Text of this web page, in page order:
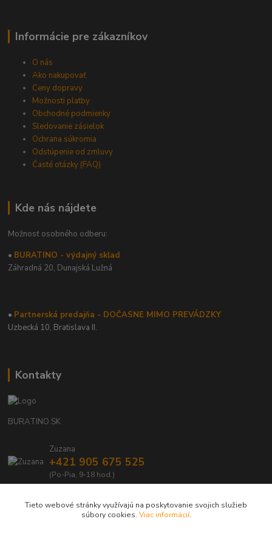
Informácie pre zákazníkov
O nás
Ako nakupovať
Ceny dopravy
Možnosti platby
Obchodné podmienky
Sledovanie zásielok
Ochrana súkromia
Odstúpenie od zmluvy
Časté otázky (FAQ)
Kde nás nájdete
Možnosť osobného odberu:
• BURATINO - výdajný sklad
Záhradná 20, Dunajská Lužná
• Partnerská predajňa - DOČASNE MIMO PREVÁDZKY
Uzbecká 10, Bratislava II.
Kontakty
BURATINO.SK
Zuzana
+421 905 675 525
(Po-Pia, 9-18 hod.)
Tieto webové stránky využívajú na poskytovanie svojich služieb
súbory cookies. Viac informácií.